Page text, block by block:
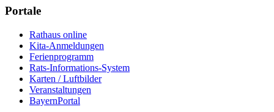
Portale
Rathaus online
Kita-Anmeldungen
Ferienprogramm
Rats-Informations-System
Karten / Luftbilder
Veranstaltungen
BayernPortal